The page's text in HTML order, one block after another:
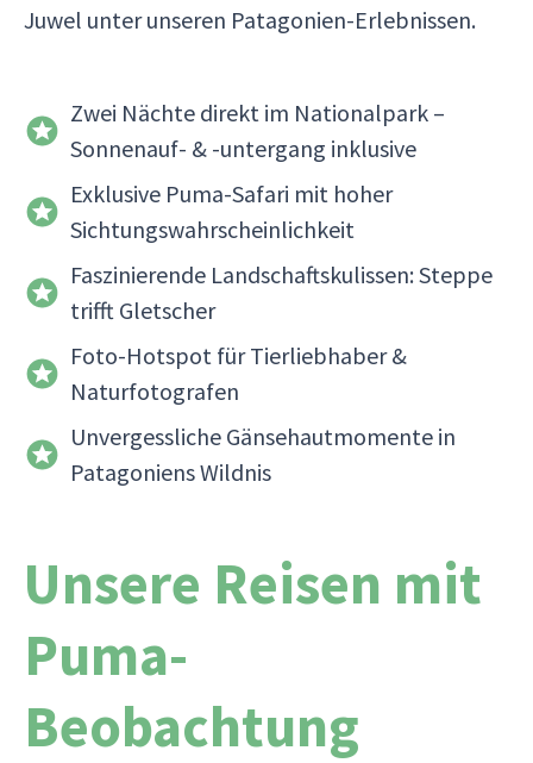
Juwel unter unseren Patagonien-Erlebnissen.
Zwei Nächte direkt im Nationalpark –
Sonnenauf- & -untergang inklusive
Exklusive Puma-Safari mit hoher
Sichtungswahrscheinlichkeit
Faszinierende Landschaftskulissen: Steppe
trifft Gletscher
Foto-Hotspot für Tierliebhaber &
Naturfotografen
Unvergessliche Gänsehautmomente in
Patagoniens Wildnis
Unsere Reisen mit
Puma-
Beobachtung